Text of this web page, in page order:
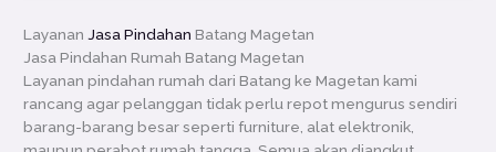
Layanan Jasa Pindahan Batang Magetan
Jasa Pindahan Rumah Batang Magetan
Layanan pindahan rumah dari Batang ke Magetan kami
rancang agar pelanggan tidak perlu repot mengurus sendiri
barang-barang besar seperti furniture, alat elektronik,